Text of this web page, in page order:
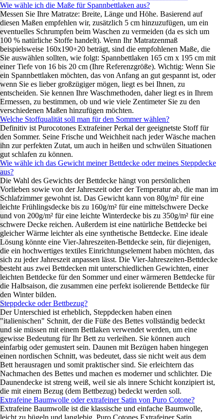
Wie wähle ich die Maße für Spannbettlaken aus?
Messen Sie Ihre Matratze: Breite, Länge und Höhe. Basierend auf
diesen Maßen empfehlen wir, zusätzlich 5 cm hinzuzufügen, um ein
eventuelles Schrumpfen beim Waschen zu vermeiden (da es sich um
100 % natürliche Stoffe handelt). Wenn Ihr Matratzenmaß
beispielsweise 160x190+20 beträgt, sind die empfohlenen Maße, die
Sie auswählen sollten, wie folgt: Spannbettlaken 165 cm x 195 cm mit
einer Tiefe von 16 bis 20 cm (Ihre Referenzgröße). Wichtig: Wenn Sie
ein Spannbettlaken möchten, das von Anfang an gut gespannt ist, oder
wenn Sie es lieber großzügiger mögen, liegt es bei Ihnen, zu
entscheiden. Sie kennen Ihre Waschmethoden, daher liegt es in Ihrem
Ermessen, zu bestimmen, ob und wie viele Zentimeter Sie zu den
verschiedenen Maßen hinzufügen möchten.
Welche Stoffqualität soll man für den Sommer wählen?
Definitiv ist Purocotones Extrafeiner Perkal der geeignetste Stoff für
den Sommer. Seine Frische und Weichheit nach jeder Wäsche machen
ihn zur perfekten Zutat, um auch in heißen und schwülen Situationen
gut schlafen zu können.
Wie wähle ich das Gewicht meiner Bettdecke oder meines Steppdecke
aus?
Die Wahl des Gewichts der Bettdecke hängt von persönlichen
Vorlieben sowie von der Jahreszeit oder der Temperatur ab, die man im
Schlafzimmer gewohnt ist. Das Gewicht kann von 80g/m² für eine
leichte Frühlingsdecke bis zu 160g/m² für eine mittelschwere Decke
und von 200g/m² für eine leichte Winterdecke bis zu 350g/m² für eine
schwere Decke reichen. Außerdem ist eine natürliche Bettdecke bei
gleicher Wärme leichter als eine synthetische Bettdecke. Eine ideale
Lösung könnte eine Vier-Jahreszeiten-Bettdecke sein, für diejenigen,
die ein hochwertiges textiles Einrichtungselement haben möchten, das
sich zu jeder Jahreszeit anpassen lässt. Die Vier-Jahreszeiten-Bettdecke
besteht aus zwei Bettdecken mit unterschiedlichen Gewichten, einer
leichten Bettdecke für den Sommer und einer wärmeren Bettdecke für
die Halbsaison, die zusammen eine perfekt isolierende Bettdecke für
den Winter bilden.
Steppdecke oder Bettbezug?
Der Unterschied ist erheblich, Steppdecken haben einen
"italienischen" Schnitt, der die Füße des Bettes vollständig bedeckt
und sie müssen mit einem Bettlaken verwendet werden, um eine
gewisse Bedeutung für Ihr Bett zu verleihen. Sie können auch
einfarbig oder gemustert sein. Daunen mit Bezügen haben hingegen
einen nordischen Schnitt, was bedeutet, dass sie nicht weit aus dem
Bett herausragen und somit praktischer sind. Sie erleichtern das
Nachmachen des Bettes und machen es moderner und schlichter. Die
Daunendecke ist streng weiß, weil sie als innere Schicht konzipiert ist,
die mit einem Bezug (dem Bettbezug) bedeckt werden soll.
Extrafeine Baumwolle oder extrafeiner Satin von Puro Cotone?
Extrafeine Baumwolle ist die klassische und einfache Baumwolle,
leicht zu bügeln und langlebig. Puro Cotones Extrafeiner Satin